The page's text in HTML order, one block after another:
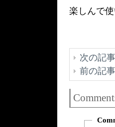
楽しんで使
次の記
前の記